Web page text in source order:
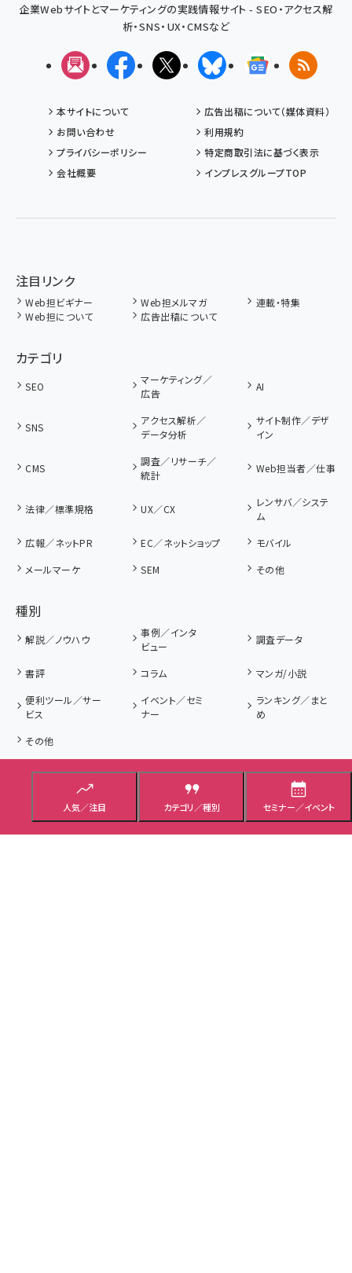
人気／注目 カテゴリ／種別 セミナー／イベント
企業Webサイトとマーケティングの実践情報サイト - SEO・アクセス解
析・SNS・UX・CMSなど
メルマガFacebookX(エックス)BlueskyGoogleニュ
RSS
本サイトについて
広告出稿について（媒体資料）
お問い合わせ
利用規約
プライバシーポリシー
特定商取引法に基づく表示
会社概要
インプレスグループTOP
注目リンク
Web担ビギナー Web担メルマガ
連載・特集
Web担について
広告出稿について
カテゴリ
SEO
マーケティング／
広告
AI
SNS
アクセス解析／
データ分析
サイト制作／デザ
イン
CMS
調査／リサーチ／
統計
Web担当者／仕事
法律／標準規格 UX／CX
レンサバ／システ
ム
広報／ネットPR
EC／ネットショップ
モバイル
メールマーケ
SEM その他
種別
解説／ノウハウ
事例／インタ
ビュー
調査データ
書評 コラム
マンガ/小説
便利ツール／サー
ビス
イベント／セミ
ナー
ランキング／まと
め
その他
ニュース記事
プレゼント／応募